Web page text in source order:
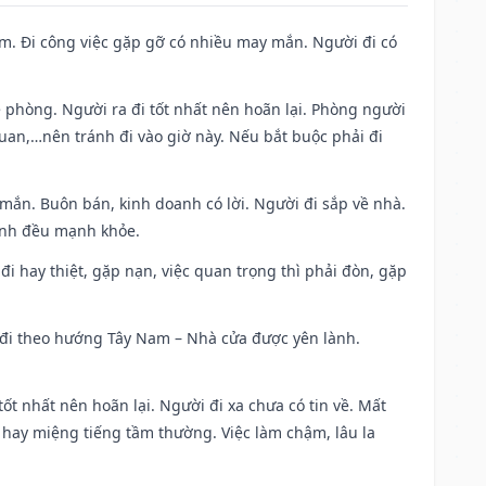
Đi công việc gặp gỡ có nhiều may mắn. Người đi có
Người ra đi tốt nhất nên hoãn lại. Phòng người
tránh đi vào giờ này. Nếu bắt buộc phải đi
Buôn bán, kinh doanh có lời. Người đi sắp về nhà.
đều mạnh khỏe.
hay thiệt, gặp nạn, việc quan trọng thì phải đòn, gặp
theo hướng Tây Nam – Nhà cửa được yên lành.
nhất nên hoãn lại. Người đi xa chưa có tin về. Mất
miệng tiếng tầm thường. Việc làm chậm, lâu la